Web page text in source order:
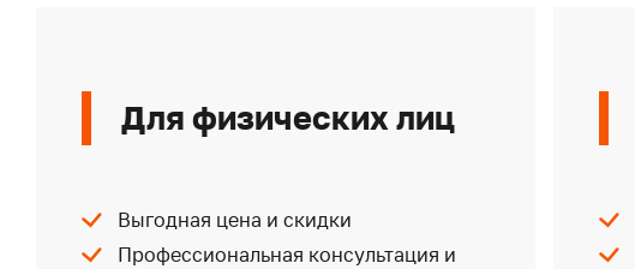
Для физических лиц
Выгодная цена и скидки
Профессиональная консультация и